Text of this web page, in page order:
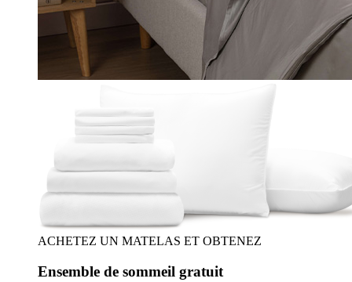
ACHETEZ UN MATELAS ET OBTENEZ
Ensemble de sommeil gratuit